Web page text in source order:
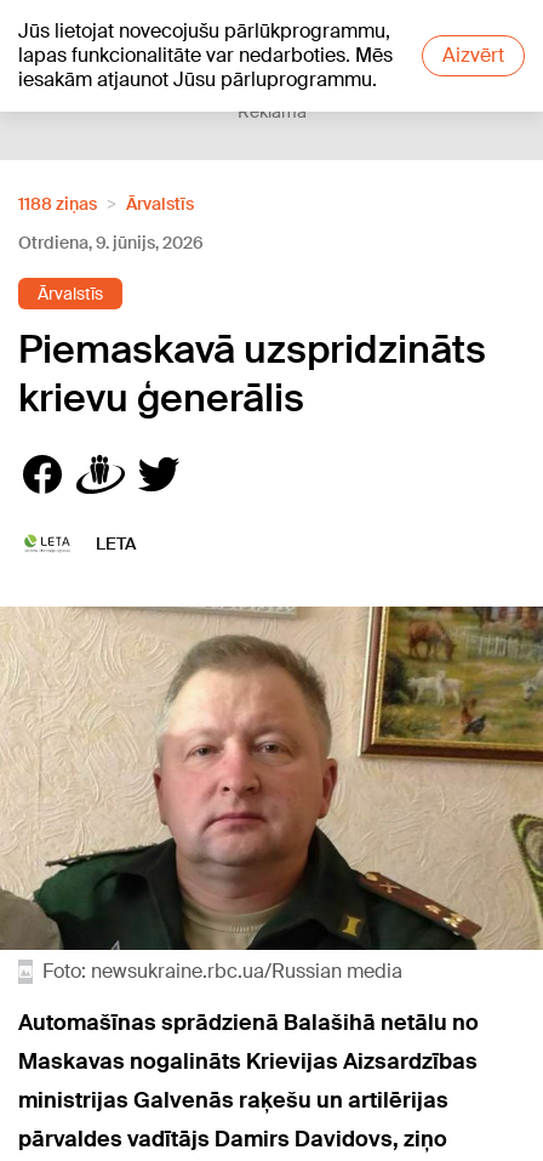
Jūs lietojat novecojušu pārlūkprogrammu,
lapas funkcionalitāte var nedarboties. Mēs
iesakām atjaunot Jūsu pārluprogrammu.
Aizvērt
+15°C
Reklāma
1188 ziņas
Ārvalstīs
Otrdiena, 9. jūnijs, 2026
Ārvalstīs
Piemaskavā uzspridzināts
krievu ģenerālis
LETA
Foto: newsukraine.rbc.ua/Russian media
Automašīnas sprādzienā Balašihā netālu no
Maskavas nogalināts Krievijas Aizsardzības
ministrijas Galvenās raķešu un artilērijas
pārvaldes vadītājs Damirs Davidovs, ziņo